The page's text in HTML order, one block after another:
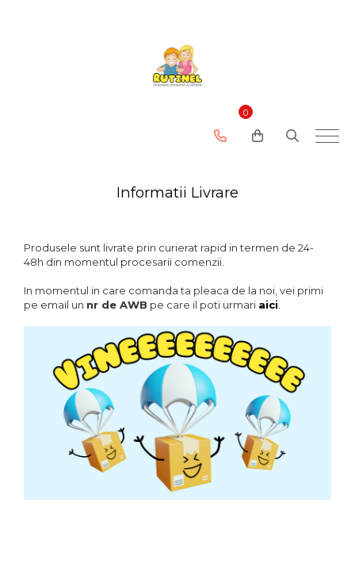
0
Informatii Livrare
Produsele sunt livrate prin curierat rapid in termen de 24-
48h din momentul procesarii comenzii.
In momentul in care comanda ta pleaca de la noi, vei primi
pe email un nr de AWB pe care il poti urmari aici